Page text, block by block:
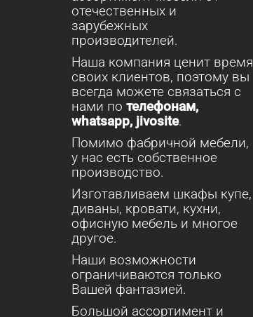
отечественных и
зарубежных
производителей.
Наша компания ценит время
своих клиентов, поэтому вы
всегда можете связаться с
нами по телефонам,
whatsapp, jivosite.
Помимо фабричной мебели,
у нас есть собственное
производство.
Изготавливаем шкафы купе,
диваны, кровати, кухни,
офисную мебель и многое
другое.
Наши возможности
ограничиваются только
Вашей фантазией.
Большой ассортимент и